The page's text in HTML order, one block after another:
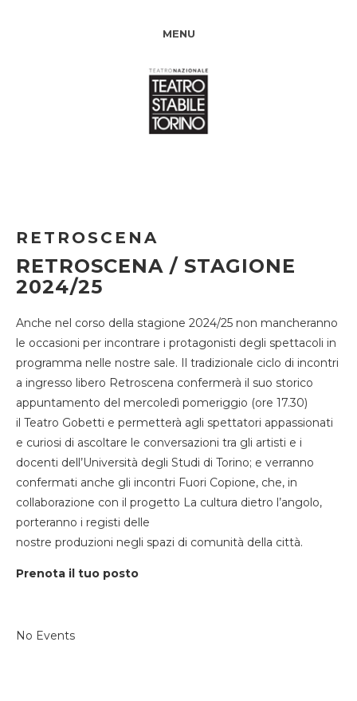
MENU
RETROSCENA
RETROSCENA / STAGIONE
2024/25
Anche nel corso della stagione 2024/25 non mancheranno
le occasioni per incontrare i protagonisti degli spettacoli in
programma nelle nostre sale. Il tradizionale ciclo di incontri
a ingresso libero Retroscena confermerà il suo storico
appuntamento del mercoledì pomeriggio (ore 17.30)
il Teatro Gobetti e permetterà agli spettatori appassionati
e curiosi di ascoltare le conversazioni tra gli artisti e i
docenti dell’Università degli Studi di Torino; e verranno
confermati anche gli incontri Fuori Copione, che, in
collaborazione con il progetto La cultura dietro l’angolo,
porteranno i registi delle
nostre produzioni negli spazi di comunità della città.
Prenota il tuo posto
No Events